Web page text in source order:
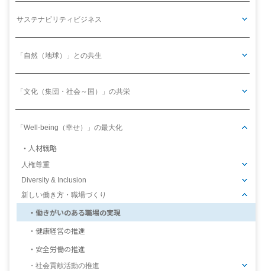
サステナビリティビジネス
「自然（地球）」との共生
「文化（集団・社会～国）」の共栄
「Well-being（幸せ）」の最大化
人材戦略
人権尊重
Diversity & Inclusion
新しい働き方・職場づくり
働きがいのある職場の実現
健康経営の推進
安全労働の推進
社会貢献活動の推進